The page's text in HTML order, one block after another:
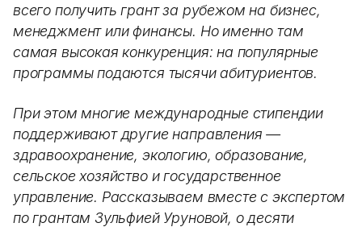
всего получить грант за рубежом на бизнес,
менеджмент или финансы. Но именно там
самая высокая конкуренция: на популярные
программы подаются тысячи абитуриентов.
При этом многие международные стипендии
поддерживают другие направления —
здравоохранение, экологию, образование,
сельское хозяйство и государственное
управление. Рассказываем вместе с экспертом
по грантам Зульфией Уруновой, о десяти